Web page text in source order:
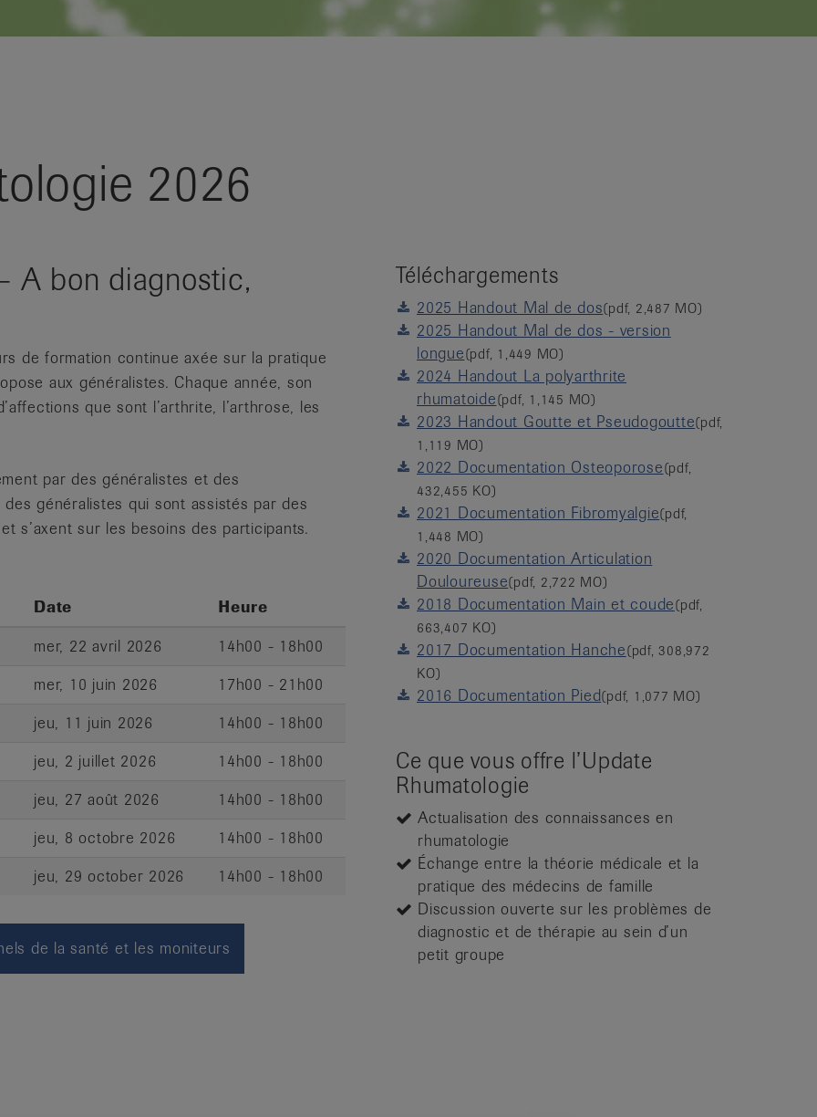
2026
A bon diagnostic,
de formation continue axée sur la pratique
aux généralistes. Chaque année, son
que sont l’arthrite, l’arthrose, les
par des généralistes et des
généralistes qui sont assistés par des
s’axent sur les besoins des participants.
Date
Heure
mer, 22 avril 2026
14h00 - 18h00
mer, 10 juin 2026
17h00 - 21h00
jeu, 11 juin 2026
14h00 - 18h00
jeu, 2 juillet 2026
14h00 - 18h00
jeu, 27 août 2026
14h00 - 18h00
jeu, 8 octobre 2026
14h00 - 18h00
jeu, 29 october 2026 14h00 - 18h00
de la santé et les moniteurs
Téléchargements
2025 Handout Mal de dos(pdf, 2,487 MO)
2025 Handout Mal de dos - version
longue(pdf, 1,449 MO)
2024 Handout La polyarthrite
rhumatoide(pdf, 1,145 MO)
2023 Handout Goutte et Pseudogoutte(pdf,
1,119 MO)
2022 Documentation Osteoporose(pdf,
432,455 KO)
2021 Documentation Fibromyalgie(pdf,
1,448 MO)
2020 Documentation Articulation
Douloureuse(pdf, 2,722 MO)
2018 Documentation Main et coude(pdf,
663,407 KO)
2017 Documentation Hanche(pdf, 308,972
KO)
2016 Documentation Pied(pdf, 1,077 MO)
Ce que vous offre l’Update
Rhumatologie
Actualisation des connaissances en
rhumatologie
Échange entre la théorie médicale et la
pratique des médecins de famille
Discussion ouverte sur les problèmes de
diagnostic et de thérapie au sein d’un
petit groupe